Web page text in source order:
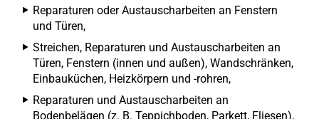
Reparaturen oder Austauscharbeiten an Fenstern
und Türen,
Streichen, Reparaturen und Austauscharbeiten an
Türen, Fenstern (innen und außen), Wandschränken,
Einbauküchen, Heizkörpern und -rohren,
Reparaturen und Austauscharbeiten an
Bodenbelägen (z. B. Teppichboden, Parkett, Fliesen),